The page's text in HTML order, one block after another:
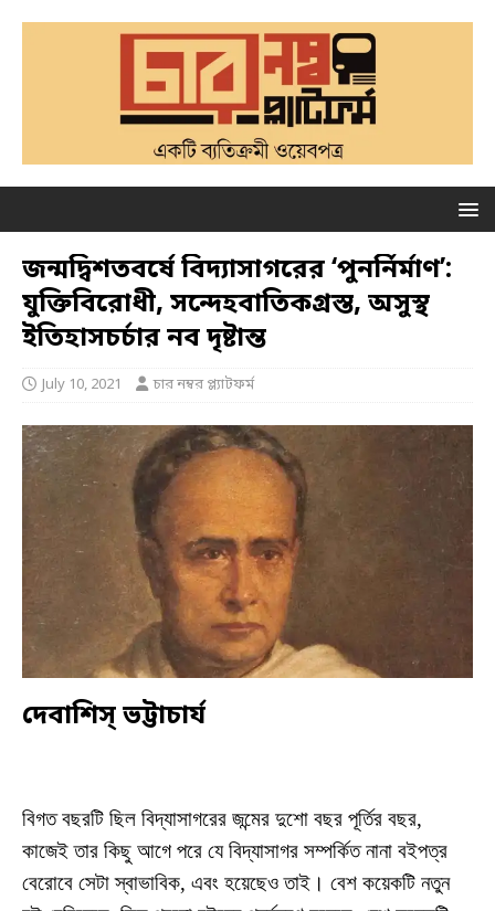
জন্মদ্বিশতবর্ষে বিদ্যাসাগরের ‘পুনর্নির্মাণ’:
যুক্তিবিরোধী, সন্দেহবাতিকগ্রস্ত, অসুস্থ
ইতিহাসচর্চার নব দৃষ্টান্ত
July 10, 2021 চার নম্বর প্ল্যাটফর্ম
দেবাশিস্‌ ভট্টাচার্য
বিগত বছরটি ছিল বিদ্যাসাগরের জন্মের দুশো বছর পূর্তির বছর,
কাজেই তার কিছু আগে পরে যে বিদ্যাসাগর সম্পর্কিত নানা বইপত্র
বেরোবে সেটা স্বাভাবিক, এবং হয়েছেও তাই। বেশ কয়েকটি নতুন